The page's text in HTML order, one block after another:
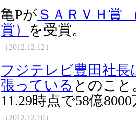
亀Pが ＳＡＲＶＨ賞
賞） を受賞。
（2012.12.12）
フジテレビ豊田社
張っている とのこと
11.29時点で58億
（2012.12.10）